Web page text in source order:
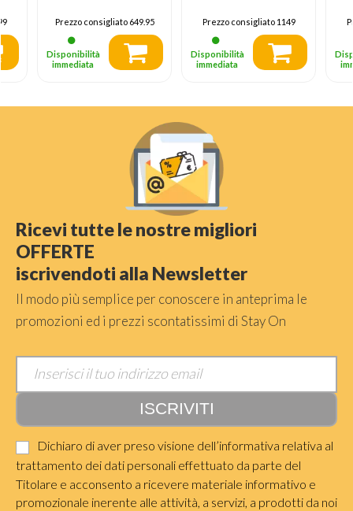
Atmos, Google TV
Prezzo consigliato649.95
Disponibilità
immediata
Prezzo consigliato1149
Disponibilità
immediata
Ricevi tutte le nostre migliori
OFFERTE
iscrivendoti alla Newsletter
Il modo più semplice per conoscere in anteprima le
promozioni ed i prezzi scontatissimi di Stay On
Dichiaro di aver preso visione dell’informativa relativa al
trattamento dei dati personali effettuato da parte del
Titolare e acconsento a ricevere materiale informativo e
promozionale inerente alle attività, a servizi, a prodotti da noi